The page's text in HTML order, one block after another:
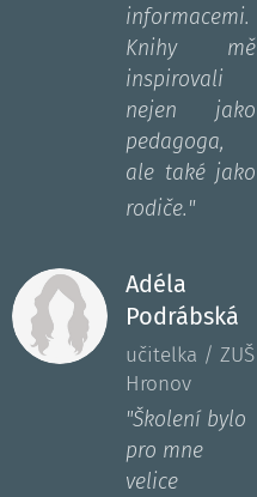
informacemi.
Knihy mě
inspirovali
nejen jako
pedagoga,
ale také jako
rodiče."
Adéla
Podrábská
učitelka / ZUŠ
Hronov
"Školení bylo
pro mne
velice